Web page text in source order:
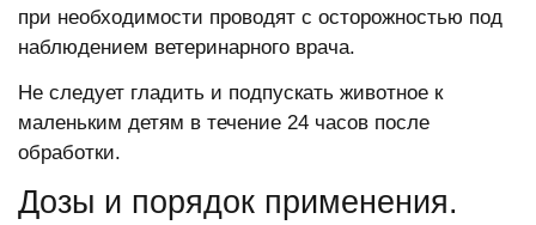
при необходимости проводят с осторожностью под
наблюдением ветеринарного врача.
Не следует гладить и подпускать животное к
маленьким детям в течение 24 часов после
обработки.
Дозы и порядок применения.